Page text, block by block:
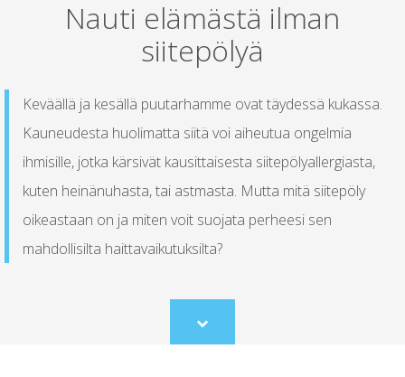
Nauti elämästä ilman
siitepölyä
Keväällä ja kesällä puutarhamme ovat täydessä kukassa.
Kauneudesta huolimatta siitä voi aiheutua ongelmia
ihmisille, jotka kärsivät kausittaisesta siitepölyallergiasta,
kuten heinänuhasta, tai astmasta. Mutta mitä siitepöly
oikeastaan on ja miten voit suojata perheesi sen
mahdollisilta haittavaikutuksilta?
Scroll
to